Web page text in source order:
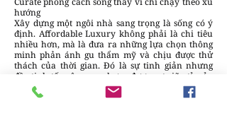
hướng
Xây dựng một ngôi nhà sang trọng là sống có ý
định. Affordable Luxury không phải là chi tiêu
nhiều hơn, mà là đưa ra những lựa chọn thông
minh phản ánh gu thẩm mỹ và chịu được thử
thách của thời gian. Đó là sự tinh giản nhưng
đầy tinh tế, mộc mạc nhưng được gọt giũa tỉ mỉ –
một vẻ đẹp sống động không cần quá nhiều lời
giải thích.